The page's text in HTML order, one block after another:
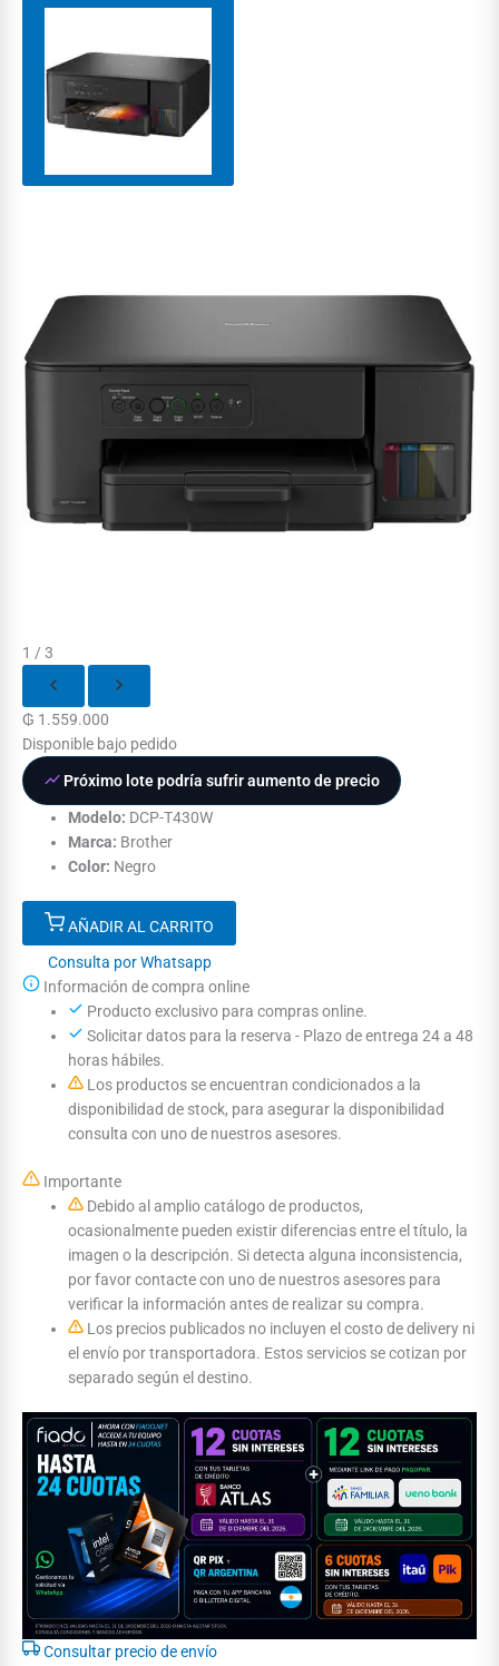
1 / 3
₲ 1.559.000
Disponible bajo pedido
Próximo lote podría sufrir aumento de precio
Modelo: DCP-T430W
Marca: Brother
Color: Negro
AÑADIR AL CARRITO
Consulta por Whatsapp
Información de compra online
Producto exclusivo para compras online.
Solicitar datos para la reserva - Plazo de entrega 24 a 48
horas hábiles.
Los productos se encuentran condicionados a la
disponibilidad de stock, para asegurar la disponibilidad
consulta con uno de nuestros asesores.
Importante
Debido al amplio catálogo de productos,
ocasionalmente pueden existir diferencias entre el título, la
imagen o la descripción. Si detecta alguna inconsistencia,
por favor contacte con uno de nuestros asesores para
verificar la información antes de realizar su compra.
Los precios publicados no incluyen el costo de delivery ni
el envío por transportadora. Estos servicios se cotizan por
separado según el destino.
Consultar precio de envío